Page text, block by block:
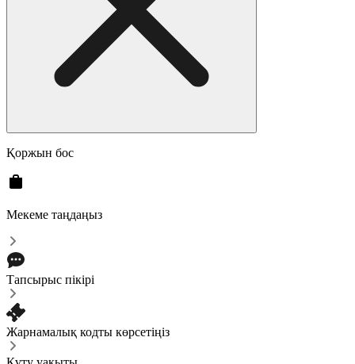
Қоржын бос
Мекеме таңдаңыз
Тапсырыс пікірі
Жарнамалық кодты көрсетіңіз